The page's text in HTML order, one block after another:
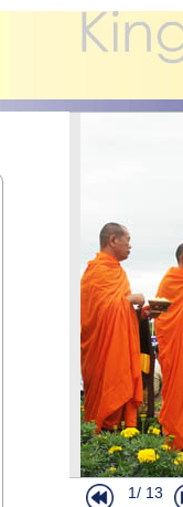
1/ 13
គណ:ប្រតិភូអង្គ
ឯកអគ្គររដ្ឋទូ
ព្រះរាជពិធីថ្វ
ព្រះរាជពិធីថ្
ព្រះរាជពិធីស្ត
រាជពិធីដង្ហែព្
ព្រះរាជពិធីដង្
ព្រះរាជពិធីដង្
ព្រះរាជពិធីដង្
ព្រះរាជពិធីដង្
ព្រះរាជពិធីយា
ព្រះរាជពិធីចំរ